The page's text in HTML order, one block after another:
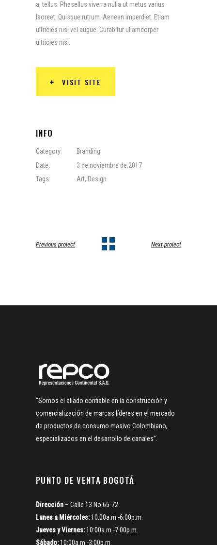
a, tellus. Phasellus viverra nulla ut metus varius
laoreet. Quisque rutrum. Aenean imperdiet. Etiam
ultricies nisi vel augue. Curabitur ullamcorper
ultricies nisi.
VISIT SITE
INFO
Category:
Branding
Date:
3 de noviembre de 2017
Tags:
Art, Design
Previous project Next project
“Somos el aliado confiable en la construcción y
comercialización de marcas líderes en el mercado
de productos de consumo masivo Colombiano,
especializados en el desarrollo de canales”.
PUNTO DE VENTA BOGOTÁ
Dirección – Calle 13 No 65-72
Lunes a Miércoles:10:00a.m.-6:00p.m.
Jueves y Viernes:10:00a.m.-7:00p.m.
Sábado:10:00a.m.-3:00p.m.